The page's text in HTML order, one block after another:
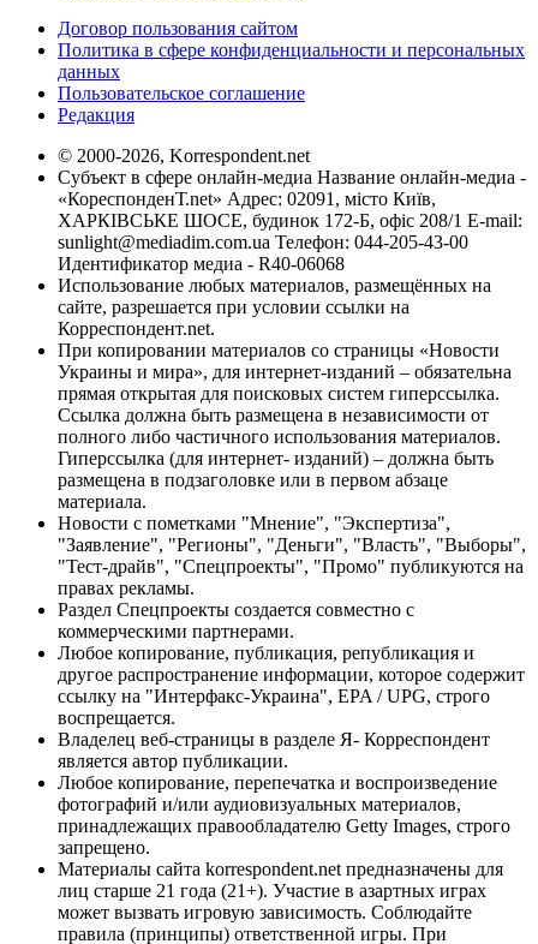
Договор пользования сайтом
Политика в сфере конфиденциальности и персональных
данных
Пользовательское соглашение
Редакция
© 2000-2026, Korrespondent.net
Субъект в сфере онлайн-медиа Название онлайн-медиа -
«КореспонденТ.net» Адрес: 02091, місто Київ,
ХАРКІВСЬКЕ ШОСЕ, будинок 172-Б, офіс 208/1 E-mail:
sunlight@mediadim.com.ua Телефон: 044-205-43-00
Идентификатор медиа - R40-06068
Использование любых материалов, размещённых на
сайте, разрешается при условии ссылки на
Корреспондент.net.
При копировании материалов со страницы «Новости
Украины и мира», для интернет-изданий – обязательна
прямая открытая для поисковых систем гиперссылка.
Ссылка должна быть размещена в независимости от
полного либо частичного использования материалов.
Гиперссылка (для интернет- изданий) – должна быть
размещена в подзаголовке или в первом абзаце
материала.
Новости с пометками "Мнение", "Экспертиза",
"Заявление", "Регионы", "Деньги", "Власть", "Выборы",
"Тест-драйв", "Спецпроекты", "Промо" публикуются на
правах рекламы.
Раздел Спецпроекты создается совместно с
коммерческими партнерами.
Любое копирование, публикация, републикация и
другое распространение информации, которое содержит
ссылку на "Интерфакс-Украина", EPA / UPG, строго
воспрещается.
Владелец веб-страницы в разделе Я- Корреспондент
является автор публикации.
Любое копирование, перепечатка и воспроизведение
фотографий и/или аудиовизуальных материалов,
принадлежащих правообладателю Getty Images, строго
запрещено.
Материалы сайта korrespondent.net предназначены для
лиц старше 21 года (21+). Участие в азартных играх
может вызвать игровую зависимость. Соблюдайте
правила (принципы) ответственной игры. При